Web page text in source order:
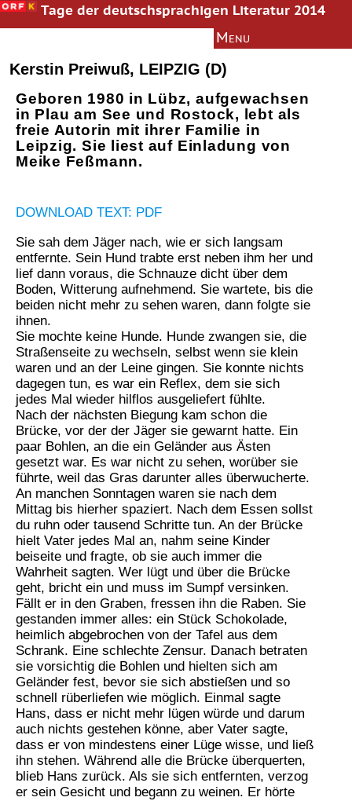
Tage der deutschsprachigen Literatur 2014
Kerstin Preiwuß, LEIPZIG (D)
Geboren 1980 in Lübz, aufgewachsen
in Plau am See und Rostock, lebt als
freie Autorin mit ihrer Familie in
Leipzig. Sie liest auf Einladung von
Meike Feßmann.
DOWNLOAD TEXT: PDF
Sie sah dem Jäger nach, wie er sich langsam
entfernte. Sein Hund trabte erst neben ihm her und
lief dann voraus, die Schnauze dicht über dem
Boden, Witterung aufnehmend. Sie wartete, bis die
beiden nicht mehr zu sehen waren, dann folgte sie
ihnen.
Sie mochte keine Hunde. Hunde zwangen sie, die
Straßenseite zu wechseln, selbst wenn sie klein
waren und an der Leine gingen. Sie konnte nichts
dagegen tun, es war ein Reflex, dem sie sich
jedes Mal wieder hilflos ausgeliefert fühlte.
Nach der nächsten Biegung kam schon die
Brücke, vor der der Jäger sie gewarnt hatte. Ein
paar Bohlen, an die ein Geländer aus Ästen
gesetzt war. Es war nicht zu sehen, worüber sie
führte, weil das Gras darunter alles überwucherte.
An manchen Sonntagen waren sie nach dem
Mittag bis hierher spaziert. Nach dem Essen sollst
du ruhn oder tausend Schritte tun. An der Brücke
hielt Vater jedes Mal an, nahm seine Kinder
beiseite und fragte, ob sie auch immer die
Wahrheit sagten. Wer lügt und über die Brücke
geht, bricht ein und muss im Sumpf versinken.
Fällt er in den Graben, fressen ihn die Raben. Sie
gestanden immer alles: ein Stück Schokolade,
heimlich abgebrochen von der Tafel aus dem
Schrank. Eine schlechte Zensur. Danach betraten
sie vorsichtig die Bohlen und hielten sich am
Geländer fest, bevor sie sich abstießen und so
schnell rüberliefen wie möglich. Einmal sagte
Hans, dass er nicht mehr lügen würde und darum
auch nichts gestehen könne, aber Vater sagte,
dass er von mindestens einer Lüge wisse, und ließ
ihn stehen. Während alle die Brücke überquerten,
blieb Hans zurück. Als sie sich entfernten, verzog
er sein Gesicht und begann zu weinen. Er hörte
Bachmann-Preis
Autoren
Jury
Texte
Archiv
Presseinformation
Menu